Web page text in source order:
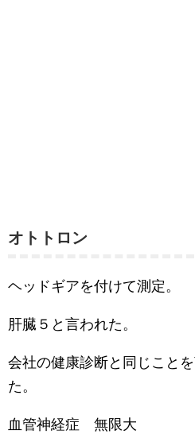
オトトロン
ヘッドギアを付けて測定。
肝臓５と言われた。
会社の健康診断と同じこと
た。
血管神経症 無限大